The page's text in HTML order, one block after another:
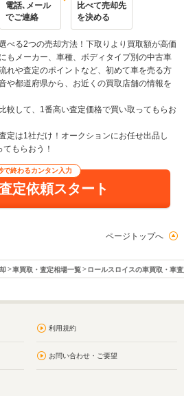
電話､メール
でご連絡
比べて売却先
を決める
べる2つの売却方法！下取りより買取額が高価
もメーカー、車種、ボディタイプ別の中古車
れや査定のポイントなど、初めて車を売る方
や都道府県から、お近くの買取店舗の情報を
較して、1番高い査定価格で買い取ってもらお
定は1社だけ！オークションにお任せ出品し
もらおう！
で終わるカンタン入力
定依頼スタート
ページトップへ
車買取・査定相場一覧 ロールスロイスの車買取・車
利用規約
お問い合わせ・ご要望